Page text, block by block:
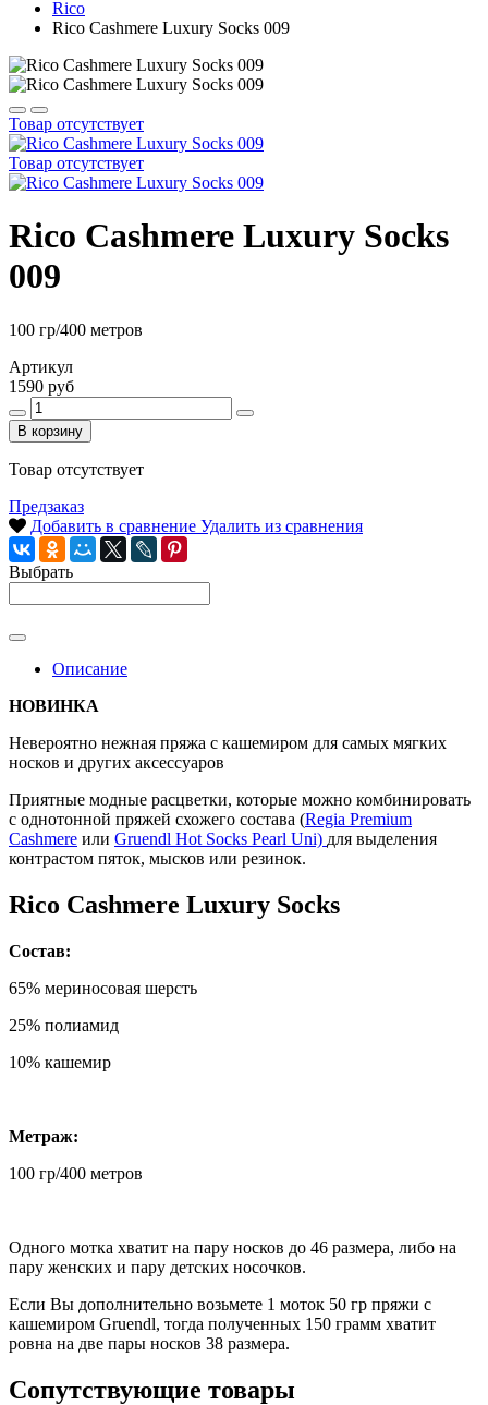
Rico
Rico Cashmere Luxury Socks 009
Товар отсутствует
Товар отсутствует
Rico Cashmere Luxury Socks
009
100 гр/400 метров
Артикул
1590 руб
В корзину
Товар отсутствует
Предзаказ
Добавить в сравнение Удалить из сравнения
Выбрать
Описание
НОВИНКА
Невероятно нежная пряжа с кашемиром для самых мягких
носков и других аксессуаров
Приятные модные расцветки, которые можно комбинировать
с однотонной пряжей схожего состава (Regia Premium
Cashmere или Gruendl Hot Socks Pearl Uni) для выделения
контрастом пяток, мысков или резинок.
Rico Cashmere Luxury Socks
Состав:
65% мериносовая шерсть
25% полиамид
10% кашемир
Метраж:
100 гр/400 метров
Одного мотка хватит на пару носков до 46 размера, либо на
пару женских и пару детских носочков.
Если Вы дополнительно возьмете 1 моток 50 гр пряжи с
кашемиром Gruendl, тогда полученных 150 грамм хватит
ровна на две пары носков 38 размера.
Сопутствующие товары